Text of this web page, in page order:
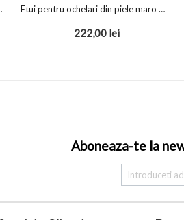
Eliot Etui pentru ochelari din piele maro Tuscany Leather
222,00 lei
Aboneaza-te la